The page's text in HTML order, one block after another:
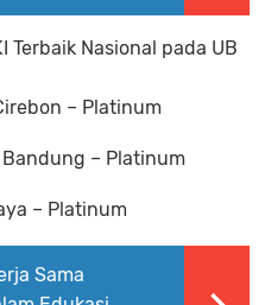
Terbaik Nasional pada UB
– Platinum
– Platinum
– Platinum
Sama